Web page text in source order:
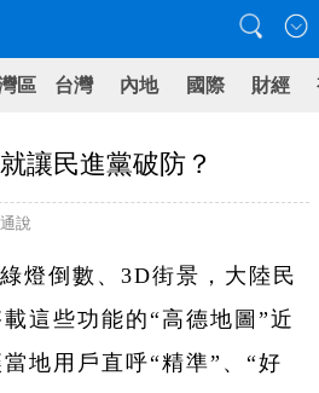
區 台灣 內地 國際 財經
讓民進黨破防？
說
燈倒數、 3D街景，大陸民
這些功能的“高德地圖 ”近
地用戶直呼“精準”、“好